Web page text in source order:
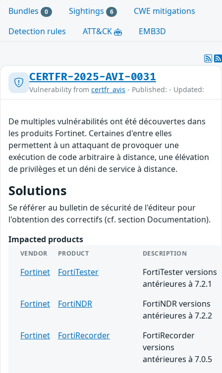
Bundles 0 Sightings 6
CWE mitigations
Detection rules
ATT&CK EMB3D
CERTFR-2025-AVI-0031
Vulnerability from certfr_avis - Published: - Updated:
De multiples vulnérabilités ont été découvertes dans
les produits Fortinet. Certaines d'entre elles
permettent à un attaquant de provoquer une
exécution de code arbitraire à distance, une élévation
de privilèges et un déni de service à distance.
Solutions
Se référer au bulletin de sécurité de l'éditeur pour
l'obtention des correctifs (cf. section Documentation).
Impacted products
VENDOR PRODUCT DESCRIPTION
Fortinet FortiTester
FortiTester versions
antérieures à 7.2.1
Fortinet
FortiNDR
FortiNDR versions
antérieures à 7.2.2
Fortinet
FortiRecorder
FortiRecorder
versions
antérieures à 7.0.5